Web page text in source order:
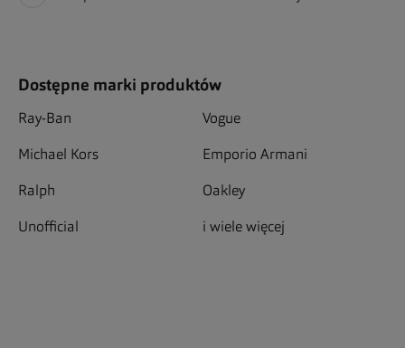
Dostępne marki produktów
Ray-Ban Vogue
Michael Kors Emporio Armani
Ralph Oakley
Unofficial i wiele więcej